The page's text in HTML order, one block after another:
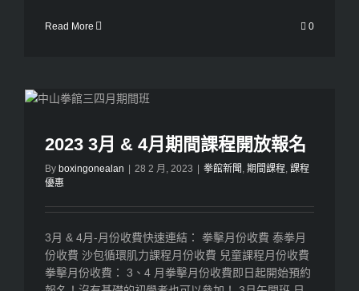
Read More 0
2023 3月 & 4月期間課程開放報名
By boxingonealan | 28 2 月, 2023 | 拳館新聞 期間課程 課程
優惠
3月 & 4月-月份收費快速連結： 拳擊月份收費 泰拳月
份收費 沙包循環肌力課程月份收費 兒童課程月份收費
拳擊月份收費： 3、4 月拳擊月份收費即日起開始預約